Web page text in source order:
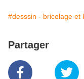
#desssin - bricolage et
Partager